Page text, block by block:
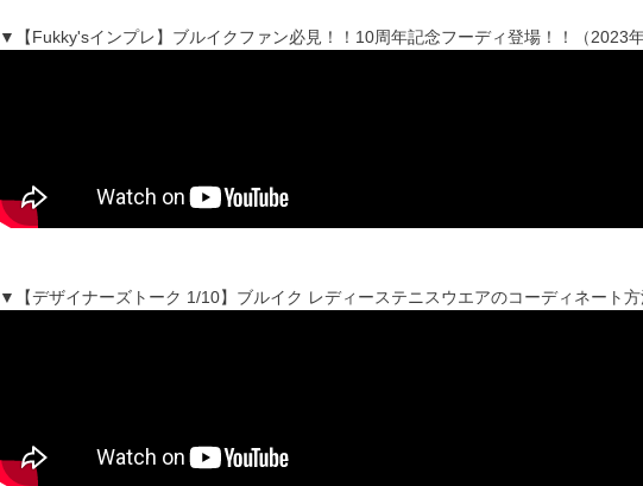
▼【Fukky'sインプレ】ブルイクファン必見！！10周年記念フーディ登場！！（2023年
▼【デザイナーズトーク 1/10】ブルイク レディーステニスウエアのコーディネート方